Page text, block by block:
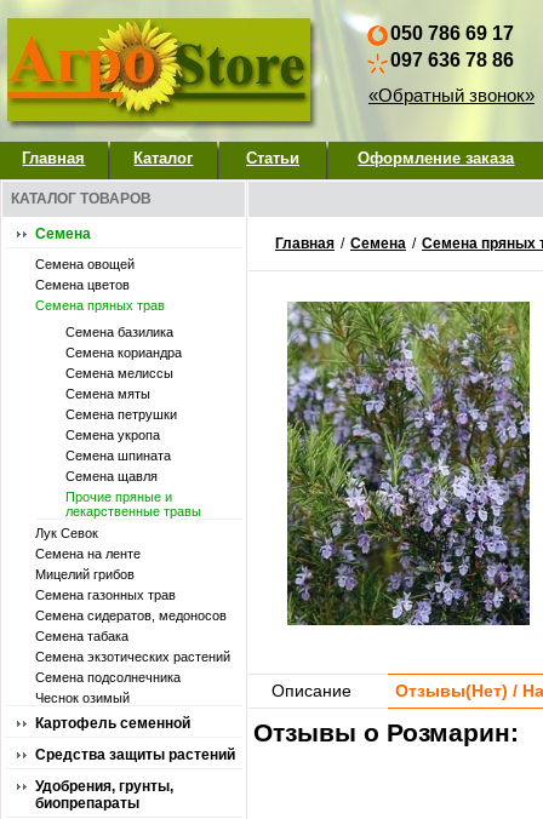
050 786 69 17
097 636 78 86
«Обратный звонок»
Главная Каталог Статьи Оформление заказа
КАТАЛОГ ТОВАРОВ
Семена
Семена овощей
Семена цветов
Семена пряных трав
Семена базилика
Семена кориандра
Семена мелиссы
Семена мяты
Семена петрушки
Семена укропа
Семена шпината
Семена щавля
Прочие пряные и
лекарственные травы
Лук Севок
Семена на ленте
Мицелий грибов
Семена газонных трав
Семена сидератов, медоносов
Семена табака
Семена экзотических растений
Семена подсолнечника
Чеснок озимый
Картофель семенной
Средства защиты растений
Удобрения, грунты,
биопрепараты
Главная / Семена / Семена пряных
Описание Отзывы(Нет) /
Отзывы о Розмарин: